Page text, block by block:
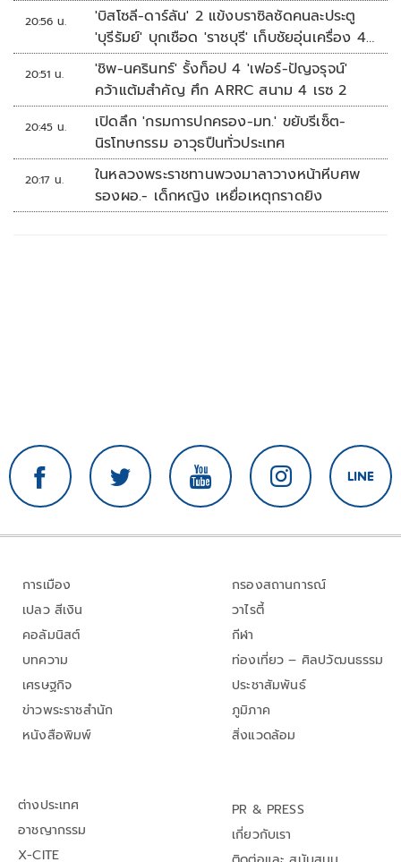
20:56 น.
'บิสโซลี-ดาร์ลัน' 2 แข้งบราซิลซัดคนละประตู
'บุรีรัมย์' บุกเชือด 'ราชบุรี' เก็บชัยอุ่นเครื่อง 4
นัดรวด
20:51 น.
'ชิพ-นครินทร์' รั้งท็อป 4 'เฟอร์-ปัญจรุจน์'
คว้าแต้มสำคัญ ศึก ARRC สนาม 4 เรซ 2
20:45 น.
เปิดลึก 'กรมการปกครอง-มท.' ขยับรีเซ็ต-
นิรโทษกรรม อาวุธปืนทั่วประเทศ
20:17 น.
ในหลวงพระราชทานพวงมาลาวางหน้าหีบศพ
รองผอ.- เด็กหญิง เหยื่อเหตุกราดยิง
การเมือง
เปลว สีเงิน
คอลัมนิสต์
บทความ
เศรษฐกิจ
ข่าวพระราชสำนัก
หนังสือพิมพ์
กรองสถานการณ์
วาไรตี้
กีฬา
ท่องเที่ยว – ศิลปวัฒนธรรม
ประชาสัมพันธ์
ภูมิภาค
สิ่งแวดล้อม
ต่างประเทศ
อาชญากรรม
X-CITE
PR & PRESS
เกี่ยวกับเรา